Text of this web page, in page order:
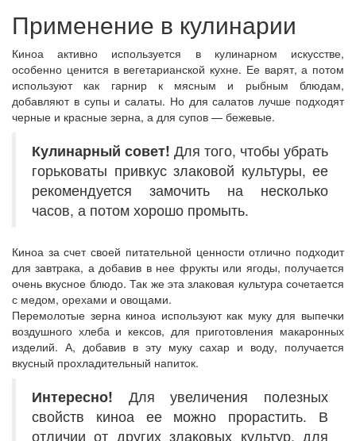
Применение в кулинарии
Киноа активно используется в кулинарном искусстве,
особенно ценится в вегетарианской кухне. Ее варят, а потом
используют как гарнир к мясным и рыбным блюдам,
добавляют в супы и салаты. Но для салатов лучше подходят
черные и красные зерна, а для супов — бежевые.
Кулинарный совет! Для того, чтобы убрать
горьковаты привкус злаковой культуры, ее
рекомендуется замочить на несколько
часов, а потом хорошо промыть.
Киноа за счет своей питательной ценности отлично подходит
для завтрака, а добавив в нее фрукты или ягоды, получается
очень вкусное блюдо. Так же эта злаковая культура сочетается
с медом, орехами и овощами.
Перемолотые зерна киноа используют как муку для выпечки
воздушного хлеба и кексов, для приготовления макаронных
изделий. А, добавив в эту муку сахар и воду, получается
вкусный прохладительный напиток.
Интересно! Для увеличения полезных
свойств киноа ее можно прорастить. В
отличии от других злаковых культур, для